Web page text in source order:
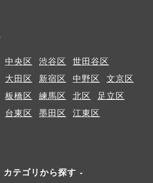
中央区 渋谷区
世田谷区
大田区 新宿区 中野区
文京区
板橋区 練馬区 北区
足立区
台東区 墨田区
江東区
カテゴリから探す